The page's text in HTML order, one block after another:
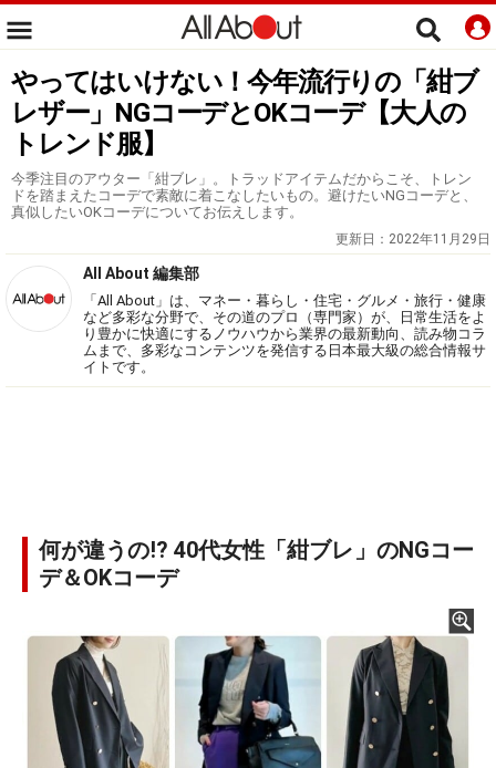
やってはいけない！今年流行りの「紺ブ
レザー」NGコーデとOKコーデ【大人の
トレンド服】
今季注目のアウター「紺ブレ」。トラッドアイテムだからこそ、トレン
ドを踏まえたコーデで素敵に着こなしたいもの。避けたいNGコーデと、
真似したいOKコーデについてお伝えします。
更新日： 2022年11月29日
All About 編集部
「All About」は、マネー・暮らし・住宅・グルメ・旅行・健康
など多彩な分野で、その道のプロ（専門家）が、日常生活をよ
り豊かに快適にするノウハウから業界の最新動向、読み物コラ
ムまで、多彩なコンテンツを発信する日本最大級の総合情報サ
イトです。
何が違うの!? 40代女性「紺ブレ」のNGコー
デ＆OKコーデ